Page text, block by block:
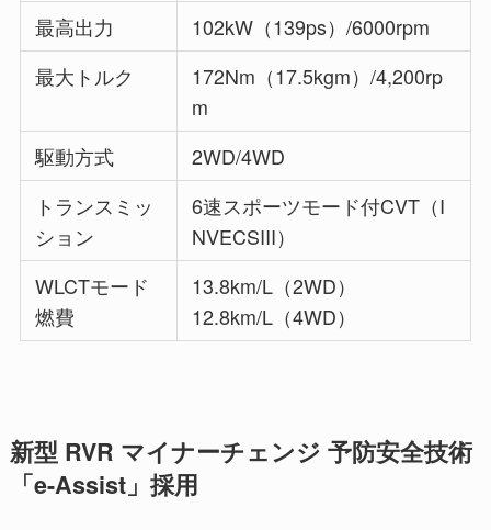
最高出力
102kW（139ps）/6000rpm
最大トルク
172Nm（17.5kgm）/4,200rp
m
駆動方式
2WD/4WD
トランスミッ
ション
6速スポーツモード付CVT（I
NVECSIII）
WLCTモード
燃費
13.8km/L（2WD）
12.8km/L（4WD）
新型 RVR マイナーチェンジ 予防安全技術
「e-Assist」採用